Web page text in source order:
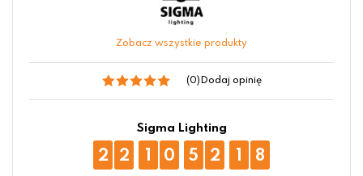
Zobacz wszystkie produkty
(0) Dodaj opinię
Sigma Lighting
2 2 1 0 5 2 1 8